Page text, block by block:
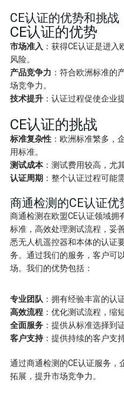
CE认证的优势和挑战
CE认证的优势
市场准入 ：获得CE认证是进
风险。
产品竞争力 ：符合欧洲标准的
场竞争力。
技术提升 ：认证过程促使企业
CE认证的挑战
标准复杂性 ：欧洲标准繁多，
用标准。
测试成本 ：测试费用较高，尤
认证周期 ：整个认证过程可能
商通检测的CE认证优
商通检测在欧盟CE认证领域拥
标准，高效处理测试流程，妥
悉无人机遥控器和本体的认证
务。通过我们的服务，客户可
场。我们的优势包括：
专业团队 ：拥有经验丰富的认
高效流程 ：优化测试流程，缩
全面服务 ：提供从标准选择到
客户支持 ：提供持续的客户支
通过商通检测的CE认证服务，
拓展，提升市场竞争力。